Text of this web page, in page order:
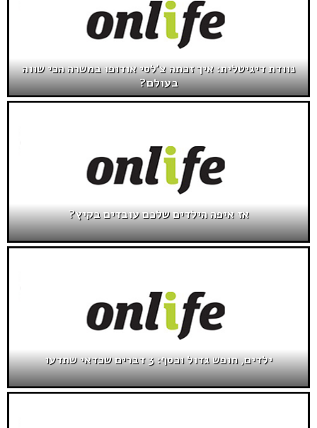
נוודת דיגיטלית: איך זכתה צ'לסי אודופו במשרה הכי שווה
בעולם?
אז איפה הילדים שלכם עובדים בקיץ?
ילדים, חופש גדול וכסף: 3 דברים שכדאי שתדעו